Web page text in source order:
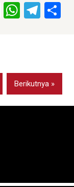
Pinterest
Berikutnya »